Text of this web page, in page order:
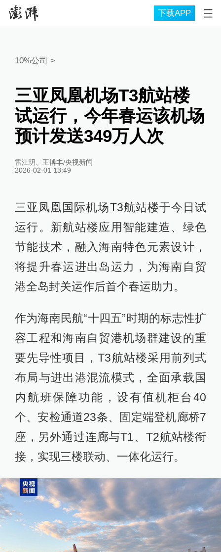
下载APP
10%公司 >
三亚凤凰机场T3航站楼
试运行，今年春运该机场
预计发送349万人次
雷江玥、王博丰/央视新闻
2026-02-01 13:49
三亚凤凰国际机场T3航站楼于今日试
运行。新航站楼应用智能建造、绿色
节能技术，融入海南特色元素设计，
将提升春运进出岛运力，为海南自贸
港全岛封关运作后首个春运助力。
作为海南民航“十四五”时期的标志性扩
容工程和海南自贸港机场群建设的重
要先导性项目，T3航站楼采用前列式
布局与进出港混流模式，全面承载国
内航班保障功能，设有值机柜台40
个、安检通道23条、固定端登机廊桥7
座，另外通过连廊与T1、T2航站楼衔
接，实现三楼联动、一体化运行。